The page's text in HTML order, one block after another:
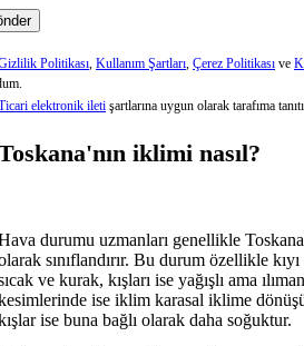
Politikası Kullanım Şartları Çerez Politikası ve
elektronik ileti şartlarına uygun olarak tarafıma
iklimi nasıl?
durumu uzmanları genellikle
sınıflandırır. Bu durum özellikle
ve kurak, kışları ise yağışlı ama
ise iklim karasal iklime
ise buna bağlı olarak daha soğuktur.